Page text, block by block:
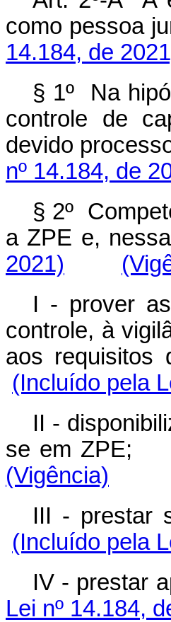
como pessoa
14.184, de
§ 1º Na
controle de
devido
nº 14.184, de
§ 2º
a ZPE e,
2021)
I - prover
controle, à
aos
(Incluído pela
II -
se em
(Vigência)
III -
(Incluído pela
IV -
Lei nº 14.184,